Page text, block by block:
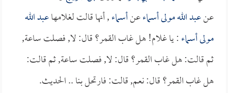
عنعبد الله مولى أسماءعنأسماء, أنها قالت لغلامهاعبد الله
مولى أسماء: يا غلام! هل غاب القمر؟ قال: لا, فصلت ساعة,
ثم قالت: هل غاب القمر؟ قال: لا, فصلت ساعة, ثم قالت:
هل غاب القمر؟ قال: نعم, قالت: فارتحل بنا .. الحديث.